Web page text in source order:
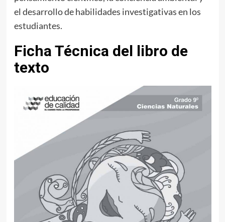
el desarrollo de habilidades investigativas en los
estudiantes.
Ficha Técnica del libro de
texto